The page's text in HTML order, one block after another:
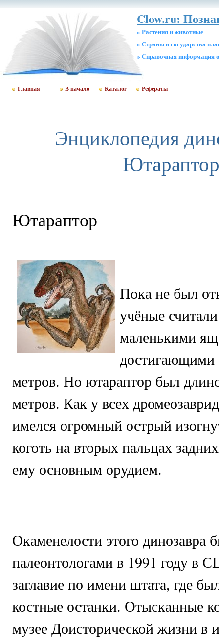
Clow.ru:
» Растения и животные
» Страны и государства
» Cправочная информация
Главная В начало Каталог Рефераты
Энциклопедия
Ютараптор
Пока не был
учёные
маленькими
метров. Но ютараптор был
метров. Как у всех
имелся огромный острый
коготь на вторых пальцах
ему основным орудием.
Окаменелости этого динозавра
палеонтологами в 1991 году в
заглавие по имени штата, где
костные останки. Отысканные
музее Доисторической жизни в